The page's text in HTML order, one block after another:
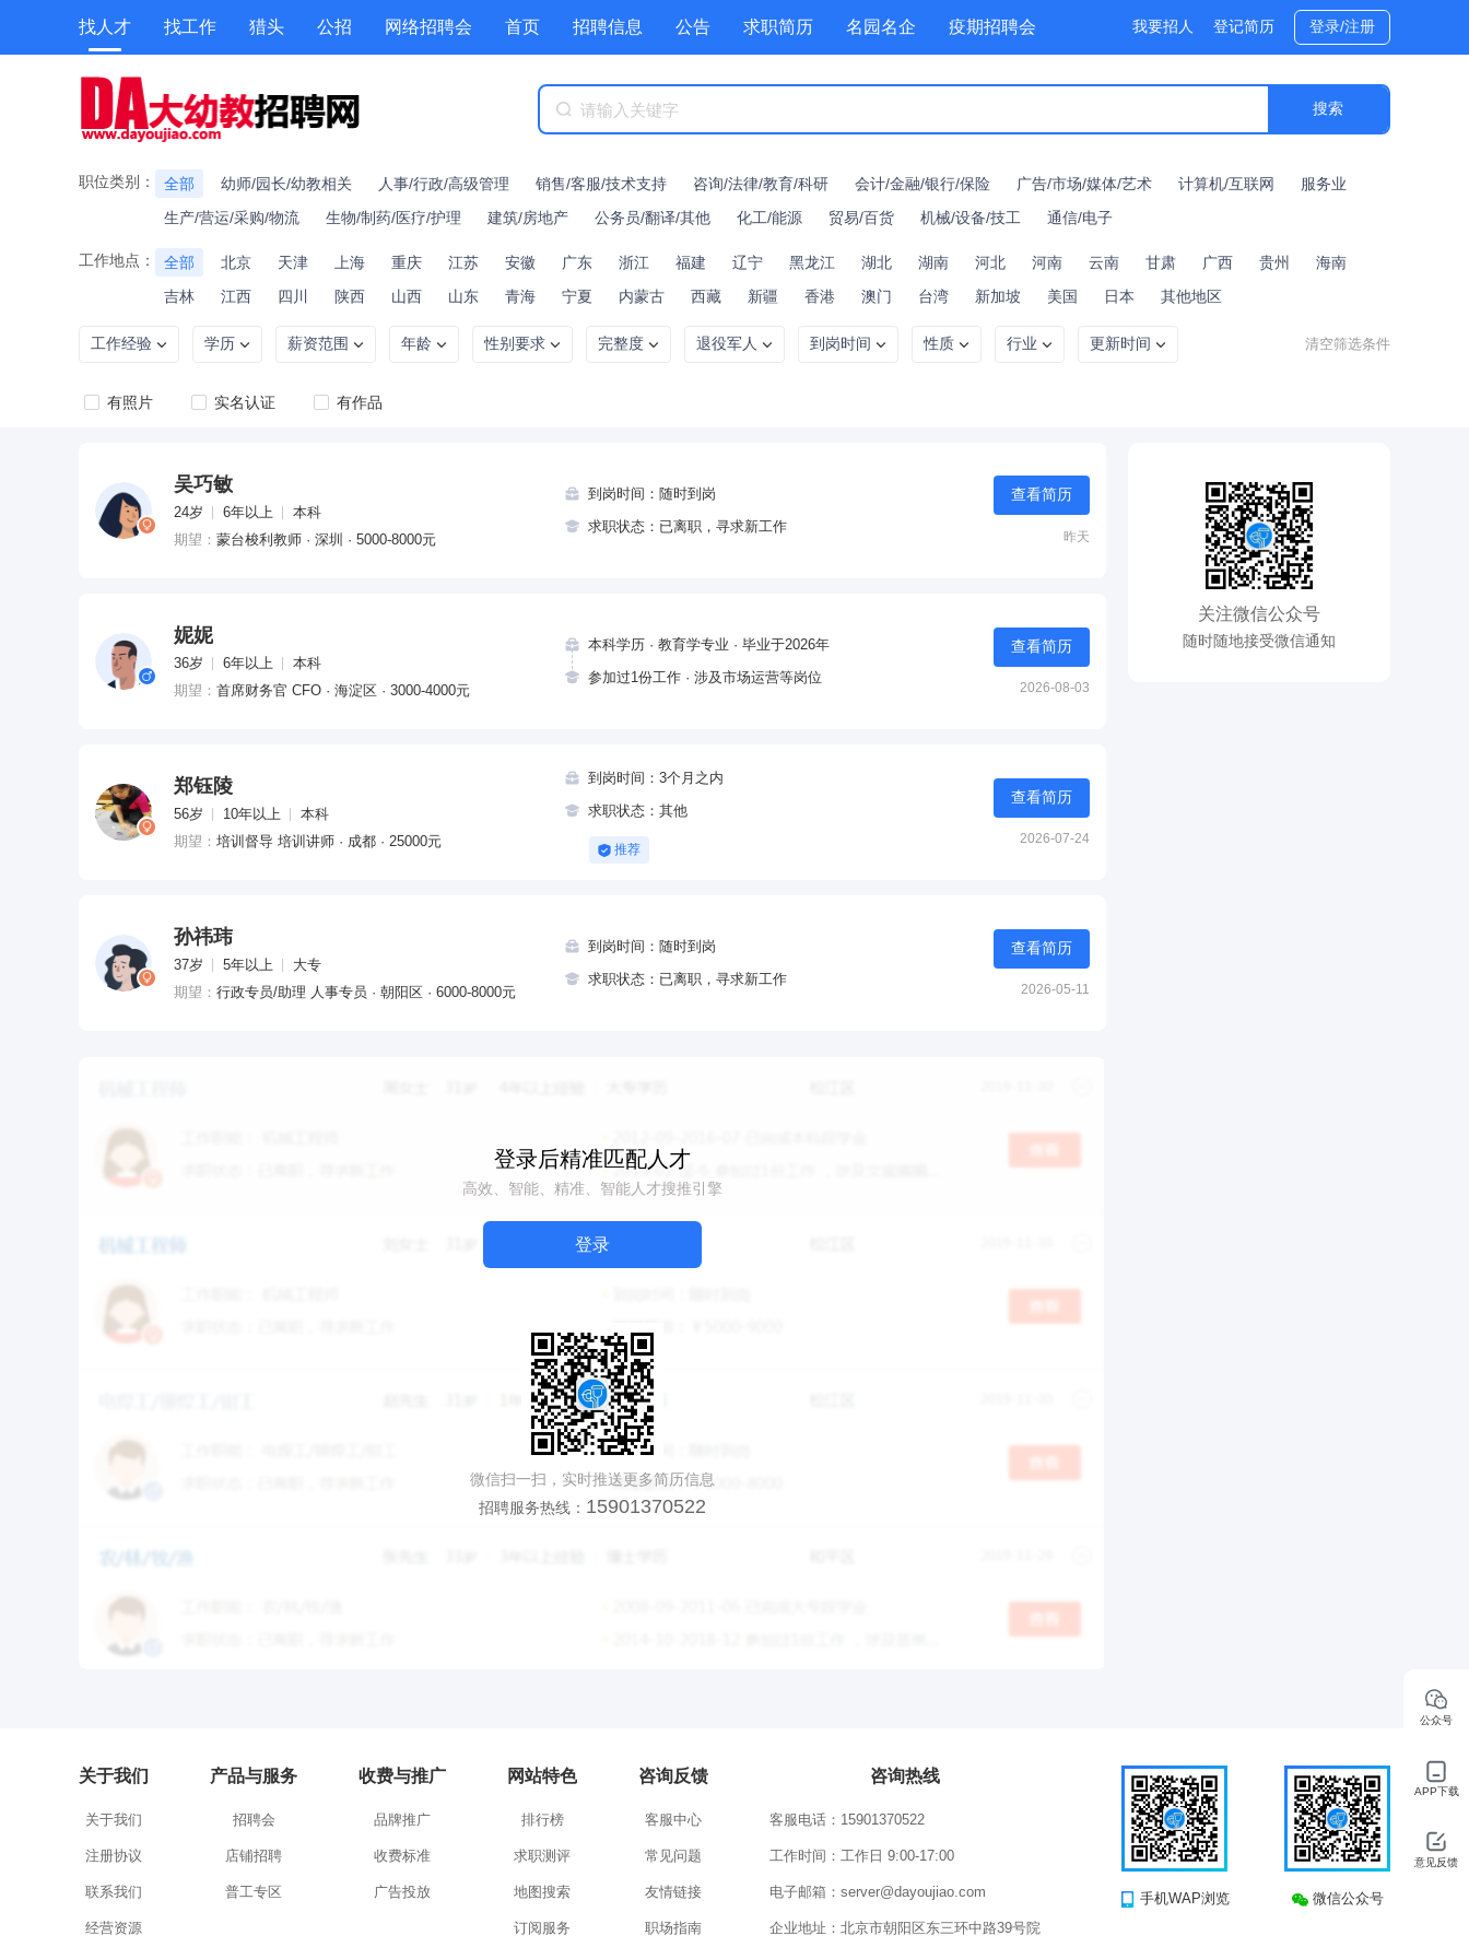
找人才 找工作 猎头 公招 网络招聘会 首页 招聘信息 公告 求职简历 名园名企 疫期招聘会
兼职 HR工具箱 公招 公招 技能提升 幼教资讯 职位专题
积分商城 校园
我要招人 登记简历 登录/注册
职位类别： 全部 幼师/园长/幼教相关 人事/行政/高级管理 销售/客服/技术支持 咨询/法律/教育/科研 会计/金融/银行/保险 广告/市场/媒体/艺术 计算机/互联网
服务业
生产/营运/采购/物流
生物/制药/医疗/护理 建筑/房地产 公务员/翻译/其他 化工/能源 贸易/百货 机械/设备/技工 通信/电子
工作地点： 全部 北京 天津 上海 重庆 江苏 安徽 广东 浙江 福建 辽宁 黑龙江 湖北 湖南 河北 河南 云南 甘肃 广西 贵州
海南
吉林
江西 四川 陕西 山西 山东 青海 宁夏 内蒙古 西藏 新疆 香港 澳门 台湾 新加坡 美国 日本 其他地区
工作经验 学历 薪资范围 年龄 性别要求 完整度 退役军人 到岗时间 性质 行业 更新时间 清空筛选条件
有照片 实名认证 有作品
吴巧敏
24岁 6年以上
本科
期望： 蒙台梭利教师 · 深圳 · 5000-8000元
到岗时间：随时到岗
求职状态：已离职，寻求新工作
查看简历
昨天
妮妮
36岁 6年以上
本科
期望： 首席财务官 CFO · 海淀区 · 3000-4000元
本科学历 · 教育学专业 · 毕业于2026年
参加过1份工作 · 涉及市场运营等岗位
查看简历
2026-08-03
郑钰陵
56岁 10年以上
本科
期望： 培训督导 培训讲师 · 成都 · 25000元
到岗时间：3个月之内
求职状态：其他
推荐
查看简历
2026-07-24
孙祎玮
37岁 5年以上
大专
期望： 行政专员/助理 人事专员 · 朝阳区 · 6000-8000元
到岗时间：随时到岗
求职状态：已离职，寻求新工作
查看简历
2026-05-11
登录后精准匹配人才
高效、智能、精准、智能人才搜推引擎
登录
微信扫一扫，实时推送更多简历信息
招聘服务热线： 15901370522
关注微信公众号
随时随地接受微信通知
关于我们
关于我们
注册协议
联系我们
经营资源
产品与服务
招聘会
店铺招聘
普工专区
收费与推广
品牌推广
收费标准
广告投放
网站特色
排行榜
求职测评
地图搜索
订阅服务
咨询反馈
客服中心
常见问题
友情链接
职场指南
咨询热线
客服电话：15901370522
工作时间：工作日 9:00-17:00
电子邮箱：server@dayoujiao.com
企业地址：北京市朝阳区东三环中路39号院
手机WAP浏览 微信公众号
公众号
APP下载
意见反馈